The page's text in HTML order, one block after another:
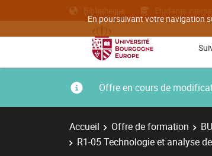
En poursuivant votre navigation
Bibliothèque Etudiants
Offre en cours de
Accueil Offre de formation
R1-05 Technologie et analyse